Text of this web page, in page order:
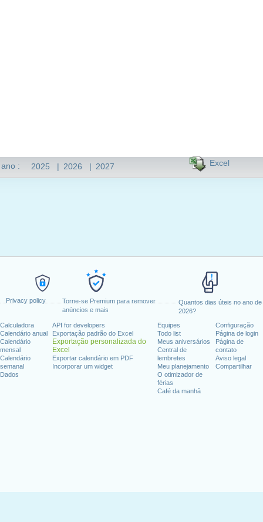
Privacy policy
Torne-se Premium para remover
anúncios e mais
Quantos dias úteis no ano de
2026?
Calculadora
Calendário anual
Calendário
mensal
Calendário
semanal
Dados
API for developers
Exportação padrão do Excel
Exportação personalizada do
Excel
Exportar calendário em PDF
Incorporar um widget
Equipes
Todo list
Meus aniversários
Central de
lembretes
Meu planejamento
O otimizador de
férias
Café da manhã
Configuração
Página de login
Página de
contato
Aviso legal
Compartilhar
: 2025 | 2026 | 2027 Excel